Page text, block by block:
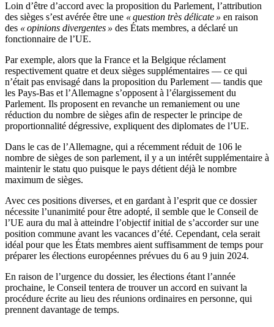
Loin d’être d’accord avec la proposition du Parlement, l’attribution
des sièges s’est avérée être une « question très délicate » en raison
des « opinions divergentes » des États membres, a déclaré un
fonctionnaire de l’UE.
Par exemple, alors que la France et la Belgique réclament
respectivement quatre et deux sièges supplémentaires — ce qui
n’était pas envisagé dans la proposition du Parlement — tandis que
les Pays-Bas et l’Allemagne s’opposent à l’élargissement du
Parlement. Ils proposent en revanche un remaniement ou une
réduction du nombre de sièges afin de respecter le principe de
proportionnalité dégressive, expliquent des diplomates de l’UE.
Dans le cas de l’Allemagne, qui a récemment réduit de 106 le
nombre de sièges de son parlement, il y a un intérêt supplémentaire à
maintenir le statu quo puisque le pays détient déjà le nombre
maximum de sièges.
Avec ces positions diverses, et en gardant à l’esprit que ce dossier
nécessite l’unanimité pour être adopté, il semble que le Conseil de
l’UE aura du mal à atteindre l’objectif initial de s’accorder sur une
position commune avant les vacances d’été. Cependant, cela serait
idéal pour que les États membres aient suffisamment de temps pour
préparer les élections européennes prévues du 6 au 9 juin 2024.
En raison de l’urgence du dossier, les élections étant l’année
prochaine, le Conseil tentera de trouver un accord en suivant la
procédure écrite au lieu des réunions ordinaires en personne, qui
prennent davantage de temps.